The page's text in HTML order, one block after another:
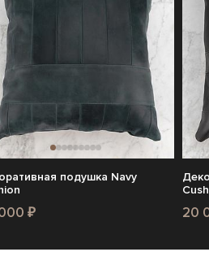
подушка Navy
₽ 20